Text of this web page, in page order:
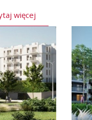
więcej